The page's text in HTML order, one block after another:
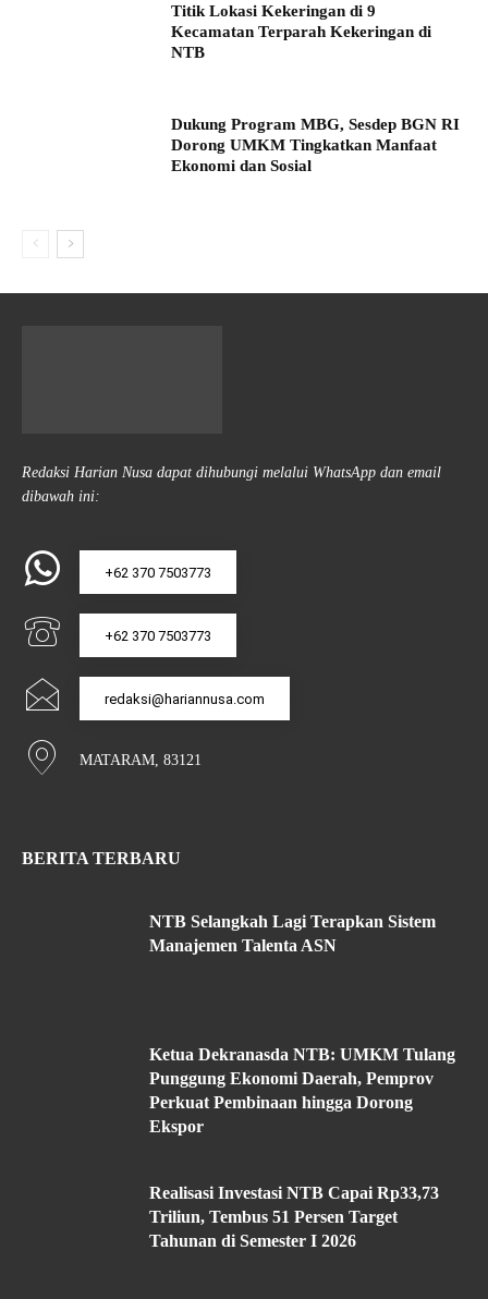
Titik Lokasi Kekeringan di 9
Kecamatan Terparah Kekeringan di
NTB
Dukung Program MBG, Sesdep BGN RI
Dorong UMKM Tingkatkan Manfaat
Ekonomi dan Sosial
Redaksi Harian Nusa dapat dihubungi melalui WhatsApp dan email
dibawah ini:
+62 370 7503773
+62 370 7503773
redaksi@hariannusa.com
MATARAM, 83121
BERITA TERBARU
NTB Selangkah Lagi Terapkan Sistem
Manajemen Talenta ASN
Ketua Dekranasda NTB: UMKM Tulang
Punggung Ekonomi Daerah, Pemprov
Perkuat Pembinaan hingga Dorong
Ekspor
Realisasi Investasi NTB Capai Rp33,73
Triliun, Tembus 51 Persen Target
Tahunan di Semester I 2026